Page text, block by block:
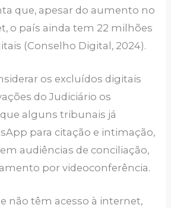
que, apesar do aumento no
o país ainda tem 22 milhões
(Conselho Digital, 2024).
os excluídos digitais
do Judiciário os
alguns tribunais já
para citação e intimação,
audiências de conciliação,
por videoconferência.
não têm acesso à internet,